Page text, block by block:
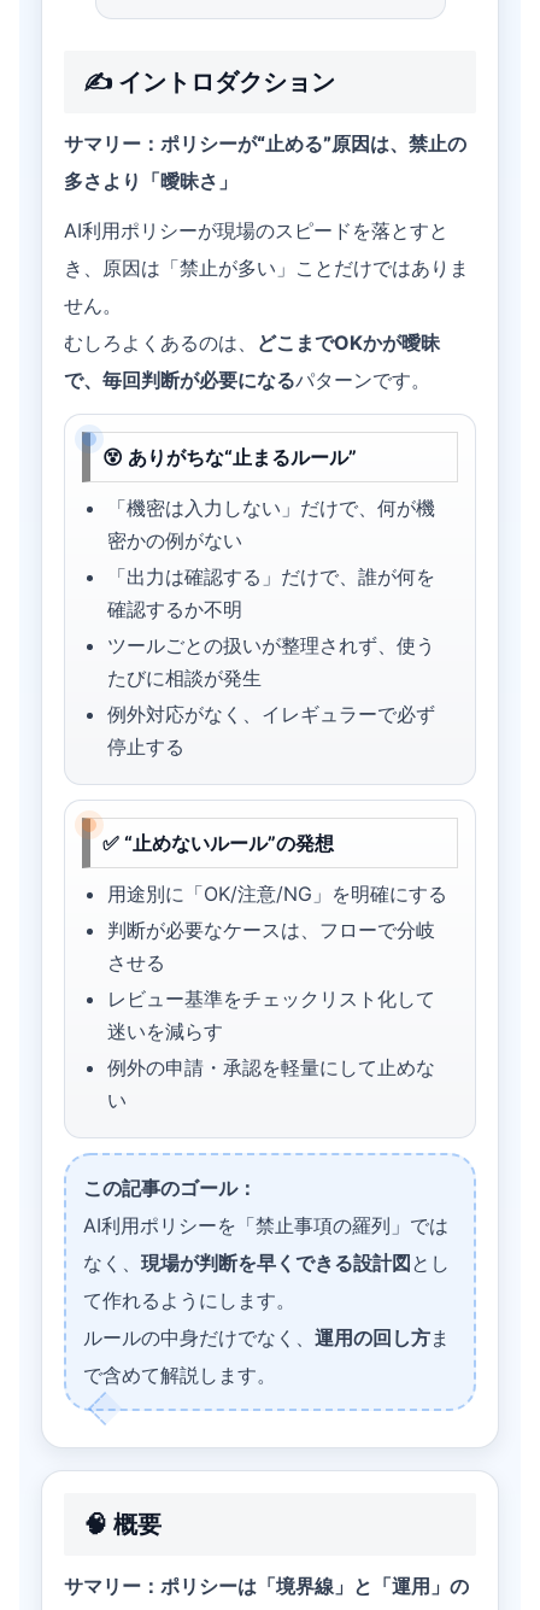
✍️ イントロダクション
サマリー：ポリシーが“止める”原因は、禁止の
多さより「曖昧さ」
AI利用ポリシーが現場のスピードを落とすと
き、原因は「禁止が多い」ことだけではありま
せん。
むしろよくあるのは、 どこまでOKかが曖昧
で、毎回判断が必要になるパターンです。
😵 ありがちな“止まるルール”
「機密は入力しない」だけで、何が機
密かの例がない
「出力は確認する」だけで、誰が何を
確認するか不明
ツールごとの扱いが整理されず、使う
たびに相談が発生
例外対応がなく、イレギュラーで必ず
停止する
✅ “止めないルール”の発想
用途別に「OK/注意/NG」を明確にする
判断が必要なケースは、フローで分岐
させる
レビュー基準をチェックリスト化して
迷いを減らす
例外の申請・承認を軽量にして止めな
い
この記事のゴール：
AI利用ポリシーを「禁止事項の羅列」では
なく、 現場が判断を早くできる設計図 とし
て作れるようにします。
ルールの中身だけでなく、 運用の回し方ま
で含めて解説します。
🧠 概要
サマリー：ポリシーは「境界線」と「運用」の